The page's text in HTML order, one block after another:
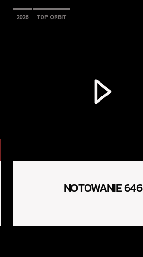
2026 TOP ORBIT
NOTOWANIE 646